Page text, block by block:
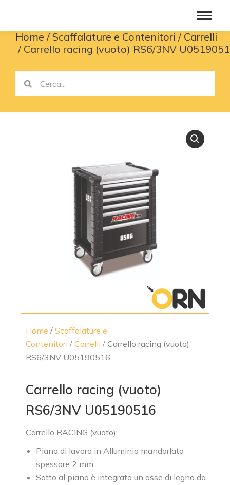
You are here:
Home Scaffalature e Contenitori
Carrelli
Carrello racing (vuoto) RS6/3NV
Home / Scaffalature e
Contenitori / Carrelli / Carrello racing (vuoto)
RS6/3NV U05190516
Carrello racing (vuoto)
RS6/3NV U05190516
Carrello RACING (vuoto):
Piano di lavoro in Alluminio mandorlato
spessore 2 mm
Sotto al piano è integrato un asse di legno da